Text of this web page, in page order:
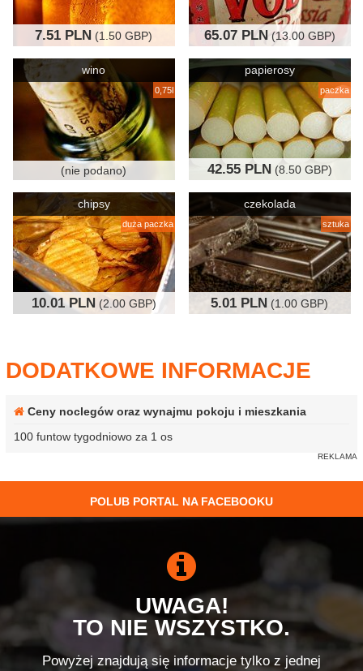
7.51 PLN (1.50 GBP) 65.07 PLN (13.00 GBP)
wino
0,75l
(nie podano)
papierosy
paczka
42.55 PLN (8.50 GBP)
chipsy
duża paczka
10.01 PLN (2.00 GBP)
czekolada
sztuka
5.01 PLN (1.00 GBP)
DODATKOWE INFORMACJE
Ceny noclegów oraz wynajmu pokoju i mieszkania
100 funtow tygodniowo za 1 os
POLUB PORTAL NA FACEBOOKU
UWAGA!
TO NIE WSZYSTKO.
Powyżej znajdują się informacje tylko z jednej